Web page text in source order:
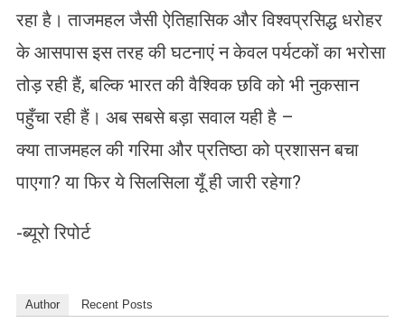
रहा है। ताजमहल जैसी ऐतिहासिक और विश्वप्रसिद्ध धरोहर
के आसपास इस तरह की घटनाएं न केवल पर्यटकों का भरोसा
तोड़ रही हैं, बल्कि भारत की वैश्विक छवि को भी नुकसान
पहुँचा रही हैं। अब सबसे बड़ा सवाल यही है –
क्या ताजमहल की गरिमा और प्रतिष्ठा को प्रशासन बचा
पाएगा? या फिर ये सिलसिला यूँ ही जारी रहेगा?
-ब्यूरो रिपोर्ट
Author Recent Posts